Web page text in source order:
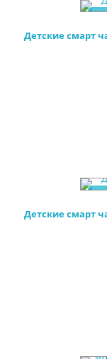
Детские смарт
Детские смарт